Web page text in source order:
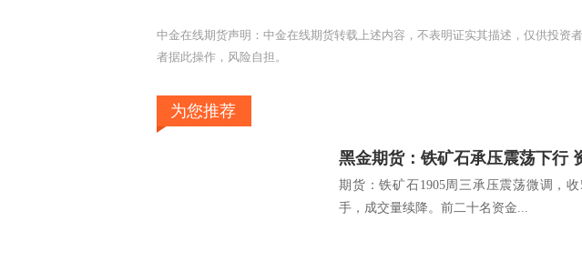
中金在线期货声明：中金在线期货转载上述内容，不表明证实其描述，仅供投资
者据此操作，风险自担。
为您推荐
黑金期货：铁矿石承压震荡下行
期货：铁矿石1905周三承压震荡微调，
手，成交量续降。前二十名资金...